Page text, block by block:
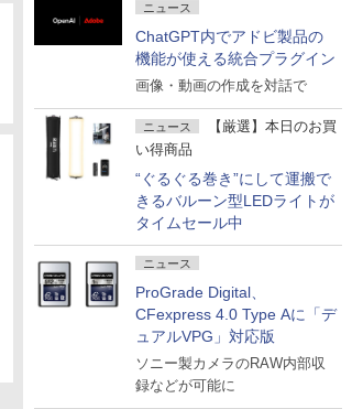
ニュース
ChatGPT内でアドビ製品の
機能が使える統合プラグイン
画像・動画の作成を対話で
ニュース
【厳選】本日のお買
い得商品
“ぐるぐる巻き”にして運搬で
きるバルーン型LEDライトが
タイムセール中
ニュース
ProGrade Digital、
CFexpress 4.0 Type Aに「デ
ュアルVPG」対応版
ソニー製カメラのRAW内部収
録などが可能に